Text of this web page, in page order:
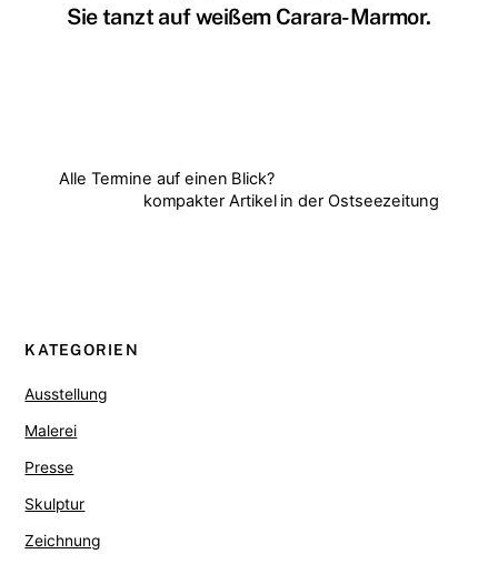
Sie tanzt auf weißem Carara-Marmor.
Alle Termine auf einen Blick?
kompakter Artikel in der Ostseezeitung
KATEGORIEN
Ausstellung
Malerei
Presse
Skulptur
Zeichnung